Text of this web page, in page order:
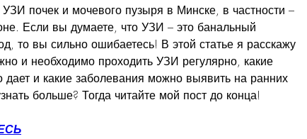
почек и мочевого пузыря в Минске, в частности –
Если вы думаете, что УЗИ – это банальный
то вы сильно ошибаетесь! В этой статье я расскажу
и необходимо проходить УЗИ регулярно, какие
дает и какие заболевания можно выявить на ранних
больше? Тогда читайте мой пост до конца!